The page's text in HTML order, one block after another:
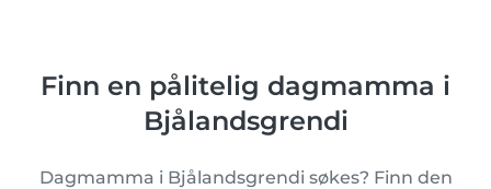
Finn en pålitelig dagmamma i
Bjålandsgrendi
Dagmamma i Bjålandsgrendi søkes? Finn den